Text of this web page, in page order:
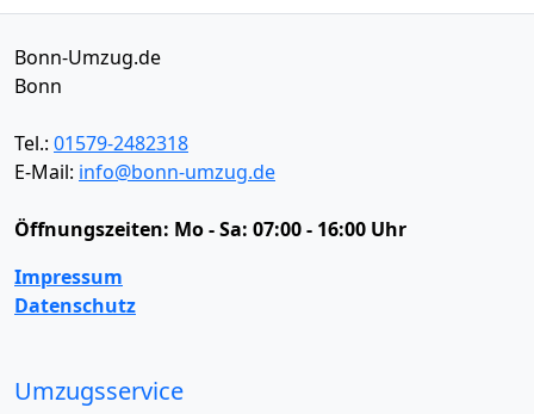
Bonn-Umzug.de
Bonn
Tel.: 01579-2482318
E-Mail: info@bonn-umzug.de
Öffnungszeiten: Mo - Sa: 07:00 - 16:00 Uhr
Impressum
Datenschutz
Umzugsservice